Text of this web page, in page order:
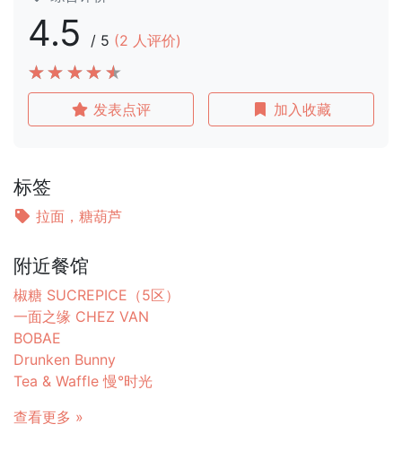
4.5 / 5 (2 人评价)
发表点评 加入收藏
标签
拉面，糖葫芦
附近餐馆
椒糖 SUCREPICE（5区）
一面之缘 CHEZ VAN
BOBAE
Drunken Bunny
Tea & Waffle 慢°时光
查看更多 »